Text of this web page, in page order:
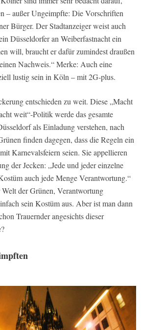
– außer Ungeimpfte: Die Vorschriften
Bürger. Der Stadtanzeiger weist auch
Düsseldorfer an Weiberfastnacht ein
will, braucht er dafür zumindest draußen
Nachweis.“ Merke: Auch eine
lustig sein in Köln – mit 2G-plus.
entschieden zu weit. Diese „Macht
weit“-Politik werde das gesamte
als Einladung verstehen, nach
finden dagegen, dass die Regeln ein
Karnevalsfeiern seien. Sie appellieren
der Jecken: „Jede und jeder einzelne
auch jede Menge Verantwortung.“
der Grünen, Verantwortung
sein Kostüm aus. Aber ist man dann
Trauernder angesichts dieser